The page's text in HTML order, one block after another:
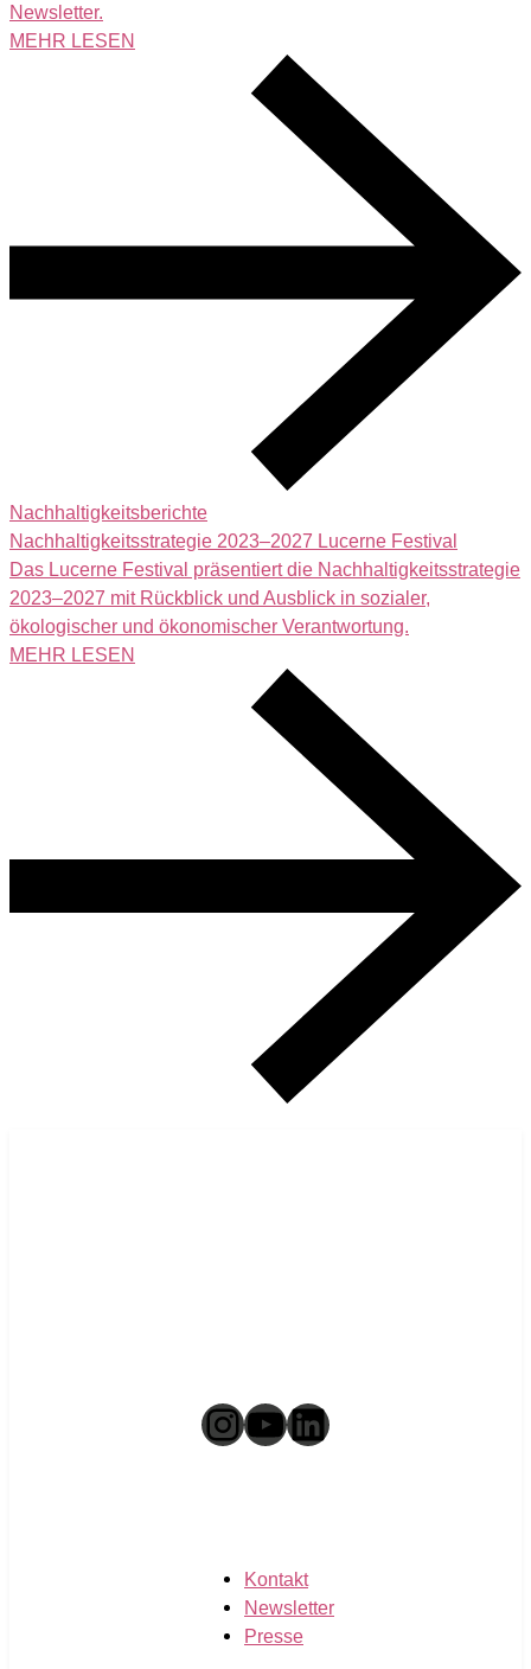
Newsletter.
MEHR LESEN
Nachhaltigkeitsberichte
Nachhaltigkeitsstrategie 2023–2027 Lucerne Festival
Das Lucerne Festival präsentiert die Nachhaltigkeitsstrategie
2023–2027 mit Rückblick und Ausblick in sozialer,
ökologischer und ökonomischer Verantwortung.
MEHR LESEN
Instagram
YouTube
LinkedIn
Kontakt
Newsletter
Presse